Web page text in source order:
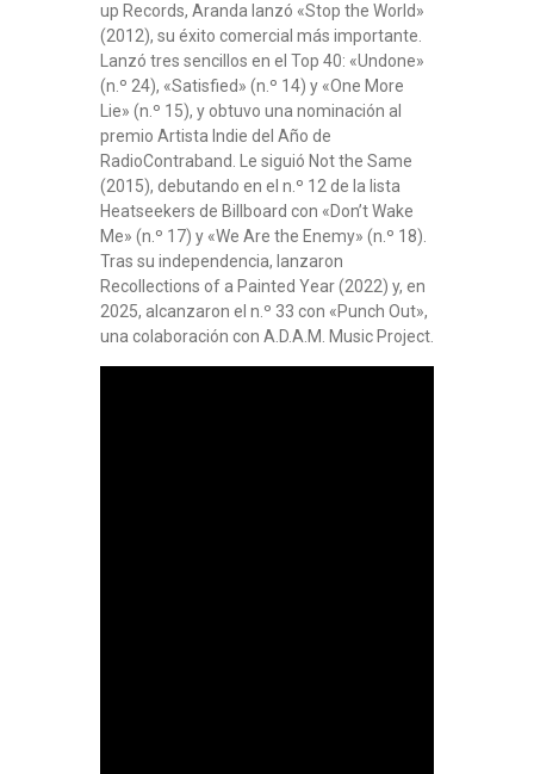
up Records, Aranda lanzó «Stop the World»
(2012), su éxito comercial más importante.
Lanzó tres sencillos en el Top 40: «Undone»
(n.º 24), «Satisfied» (n.º 14) y «One More
Lie» (n.º 15), y obtuvo una nominación al
premio Artista Indie del Año de
RadioContraband. Le siguió Not the Same
(2015), debutando en el n.º 12 de la lista
Heatseekers de Billboard con «Don’t Wake
Me» (n.º 17) y «We Are the Enemy» (n.º 18).
Tras su independencia, lanzaron
Recollections of a Painted Year (2022) y, en
2025, alcanzaron el n.º 33 con «Punch Out»,
una colaboración con A.D.A.M. Music Project.